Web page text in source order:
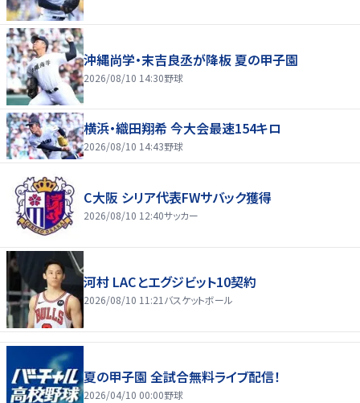
沖縄尚学・末吉良丞が降板 夏の甲子園
2026/08/10 14:30野球
横浜・織田翔希 今大会最速154キロ
2026/08/10 14:43野球
C大阪 シリア代表FWサバック獲得
2026/08/10 12:40サッカー
河村 LACとエグジビット10契約
2026/08/10 11:21 バスケットボール
夏の甲子園 全試合無料ライブ配信！
2026/04/10 00:00野球